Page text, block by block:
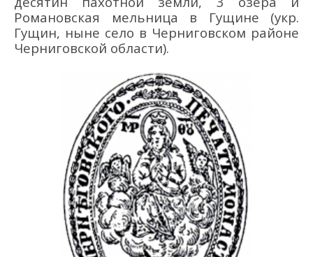
Романовская мельница в Гущине (укр.
Гущин, ныне село в Черниговском районе
Черниговской области).